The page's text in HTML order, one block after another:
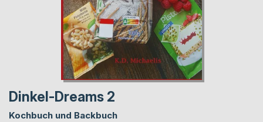
Dinkel-Dreams 2
Kochbuch und Backbuch